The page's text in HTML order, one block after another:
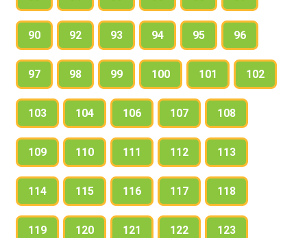
90 92 93 94 95 96
97 98 99 100 101 102
103 104 106 107 108
109 110 111 112 113
114 115 116 117 118
119 120 121 122 123